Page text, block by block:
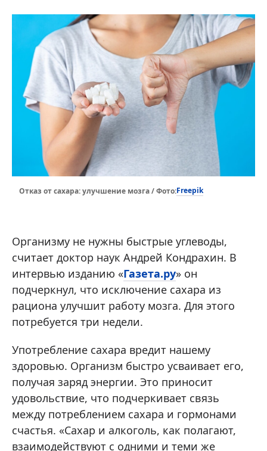
Отказ от сахара: улучшение мозга / Фото:Freepik
Организму не нужны быстрые углеводы,
считает доктор наук Андрей Кондрахин. В
интервью изданию «Газета.ру» он
подчеркнул, что исключение сахара из
рациона улучшит работу мозга. Для этого
потребуется три недели.
Употребление сахара вредит нашему
здоровью. Организм быстро усваивает его,
получая заряд энергии. Это приносит
удовольствие, что подчеркивает связь
между потреблением сахара и гормонами
счастья. «Сахар и алкоголь, как полагают,
взаимодействуют с одними и теми же